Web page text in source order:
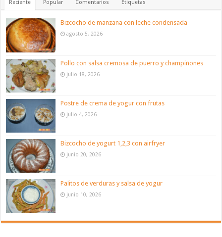
Reciente Popular Comentarios Etiquetas
Bizcocho de manzana con leche condensada
agosto 5, 2026
Pollo con salsa cremosa de puerro y champiñones
julio 18, 2026
Postre de crema de yogur con frutas
julio 4, 2026
Bizcocho de yogurt 1,2,3 con airfryer
junio 20, 2026
Palitos de verduras y salsa de yogur
junio 10, 2026